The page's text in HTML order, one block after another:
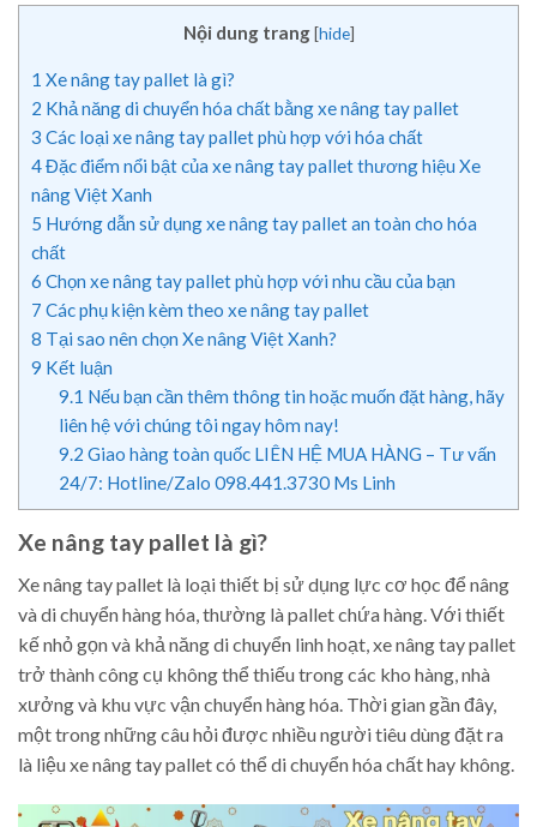
Nội dung trang [hide]
1 Xe nâng tay pallet là gì?
2 Khả năng di chuyển hóa chất bằng xe nâng tay pallet
3 Các loại xe nâng tay pallet phù hợp với hóa chất
4Đặc điểm nổi bật của xe nâng tay pallet thương hiệu Xe
nâng Việt Xanh
5 Hướng dẫn sử dụng xe nâng tay pallet an toàn cho hóa
chất
6 Chọn xe nâng tay pallet phù hợp với nhu cầu của bạn
7 Các phụ kiện kèm theo xe nâng tay pallet
8 Tại sao nên chọn Xe nâng Việt Xanh?
9 Kết luận
9.1 Nếu bạn cần thêm thông tin hoặc muốn đặt hàng, hãy
liên hệ với chúng tôi ngay hôm nay!
9.2 Giao hàng toàn quốc LIÊN HỆ MUA HÀNG – Tư vấn
24/7: Hotline/Zalo 098.441.3730 Ms Linh
Xe nâng tay pallet là gì?
Xe nâng tay pallet là loại thiết bị sử dụng lực cơ học để nâng
và di chuyển hàng hóa, thường là pallet chứa hàng. Với thiết
kế nhỏ gọn và khả năng di chuyển linh hoạt, xe nâng tay pallet
trở thành công cụ không thể thiếu trong các kho hàng, nhà
xưởng và khu vực vận chuyển hàng hóa. Thời gian gần đây,
một trong những câu hỏi được nhiều người tiêu dùng đặt ra
là liệu xe nâng tay pallet có thể di chuyển hóa chất hay không.